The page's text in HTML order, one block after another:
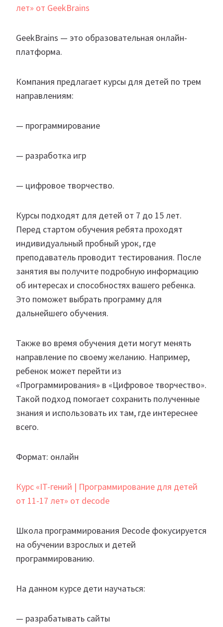
лет» от GeekBrains
GeekBrains — это образовательная онлайн-
платформа.
Компания предлагает курсы для детей по трем
направлениям:
— программирование
— разработка игр
— цифровое творчество.
Курсы подходят для детей от 7 до 15 лет.
Перед стартом обучения ребята проходят
индивидуальный пробный урок, где
преподаватель проводит тестирования. После
занятия вы получите подробную информацию
об интересах и способностях вашего ребенка.
Это поможет выбрать программу для
дальнейшего обучения.
Также во время обучения дети могут менять
направление по своему желанию. Например,
ребенок может перейти из
«Программирования» в «Цифровое творчество».
Такой подход помогает сохранить полученные
знания и использовать их там, где интереснее
всего.
Формат: онлайн
Курс «IT-гений | Программирование для детей
от 11-17 лет» от decode
Школа программирования Decode фокусируется
на обучении взрослых и детей
программированию.
На данном курсе дети научаться:
— разрабатывать сайты